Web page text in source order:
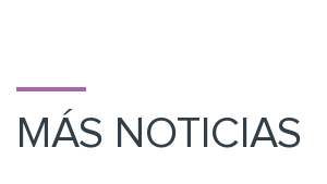
MÁS NOTICIAS